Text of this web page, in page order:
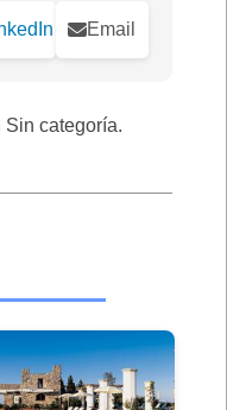
Email
Sin categoría.